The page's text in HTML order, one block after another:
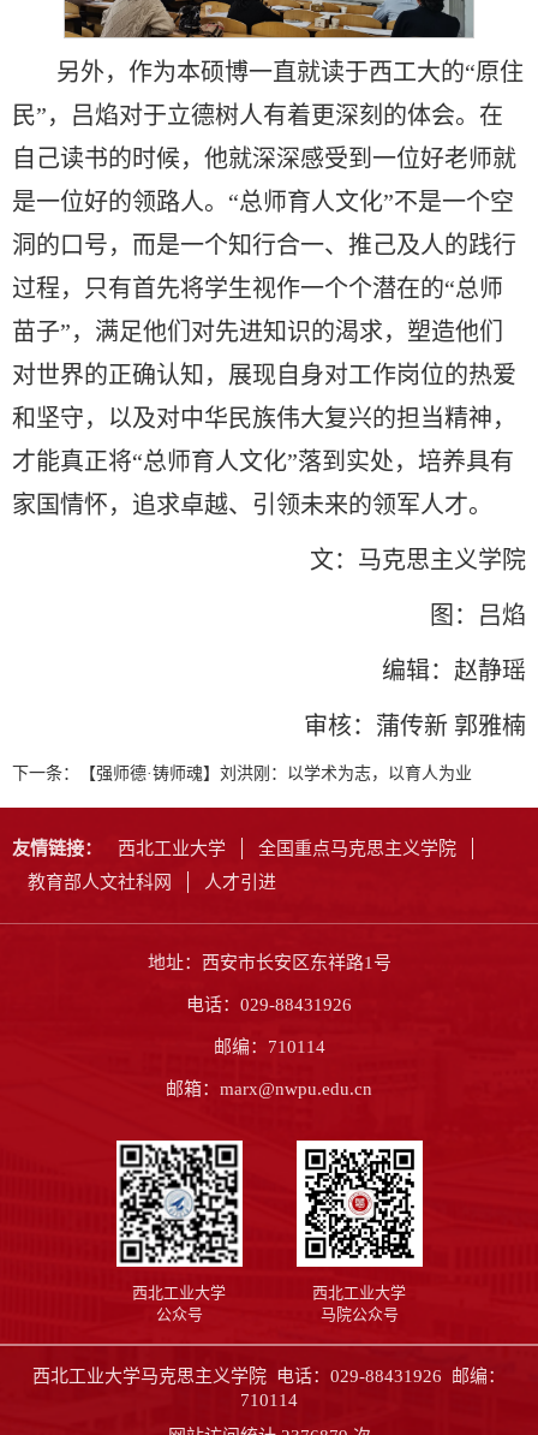
另外，作为本硕博一直就读于西工大的“原住
民”，吕焰对于立德树人有着更深刻的体会。在
自己读书的时候，他就深深感受到一位好老师就
是一位好的领路人。“总师育人文化”不是一个空
洞的口号，而是一个知行合一、推己及人的践行
过程，只有首先将学生视作一个个潜在的“总师
苗子”，满足他们对先进知识的渴求，塑造他们
对世界的正确认知，展现自身对工作岗位的热爱
和坚守，以及对中华民族伟大复兴的担当精神，
才能真正将“总师育人文化”落到实处，培养具有
家国情怀，追求卓越、引领未来的领军人才。
文：马克思主义学院
图：吕焰
编辑：赵静瑶
审核：蒲传新 郭雅楠
下一条： 【强师德·铸师魂】刘洪刚：以学术为志，以育人为业
友情链接： 西北工业大学
全国重点马克思主义学院
教育部人文社科网
人才引进
地址：西安市长安区东祥路1号
电话：029-88431926
邮编：710114
邮箱：marx@nwpu.edu.cn
西北工业大学
公众号
西北工业大学
马院公众号
西北工业大学马克思主义学院 电话：029-88431926 邮编：
710114